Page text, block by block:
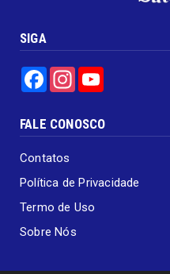
SIGA
FacebookInstagram
FALE CONOSCO
Contatos
Política de Privacidade
Termo de Uso
Sobre Nós